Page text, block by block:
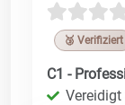
🥉 Verifiziert
C1 -